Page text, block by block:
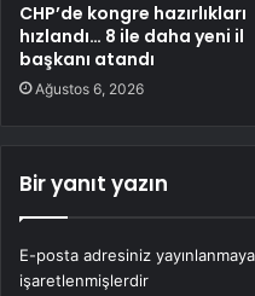
CHP’de kongre hazırlıkları
hızlandı… 8 ile daha yeni il
başkanı atandı
Ağustos 6, 2026
Bir yanıt yazın
E-posta adresiniz
işaretlenmişlerdir